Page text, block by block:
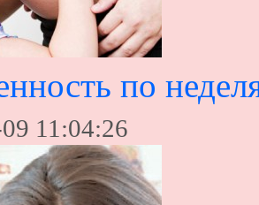
по
11:04:26